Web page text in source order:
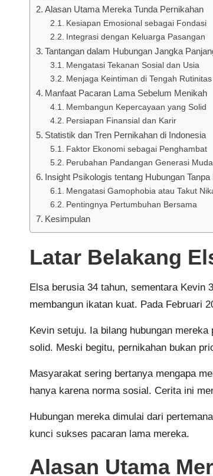
Alasan Utama Mereka Tunda Pernikahan
Kesiapan Emosional sebagai Fondasi
Integrasi dengan Keluarga Pasangan
Tantangan dalam Hubungan Jangka
Mengatasi Tekanan Sosial dan Usia
Menjaga Keintiman di Tengah Rutinitas
Manfaat Pacaran Lama Sebelum Menikah
Membangun Kepercayaan yang Solid
Persiapan Finansial dan Karir
Statistik dan Tren Pernikahan di Indonesia
Faktor Ekonomi sebagai Penghambat
Perubahan Pandangan Generasi Muda
Insight Psikologis tentang Hubungan
Mengatasi Gamophobia atau Takut
Pentingnya Pertumbuhan Bersama
Kesimpulan
Latar Belakang
Elsa berusia 34 tahun, sementara Kevin
membangun ikatan kuat. Pada Februari
Kevin setuju. Ia bilang hubungan
solid. Meski begitu, pernikahan bukan
Masyarakat sering bertanya mengapa
hanya karena norma sosial. Cerita ini
Hubungan mereka dimulai dari
kunci sukses pacaran lama mereka.
Alasan Utama